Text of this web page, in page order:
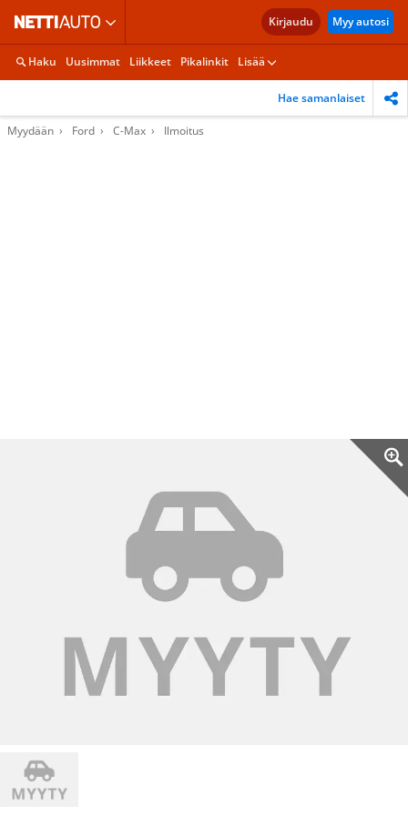
Kirjaudu Myy autosi
Haku Uusimmat Liikkeet Pikalinkit Lisää
Hae samanlaiset
Myydään Ford C-Max Ilmoitus